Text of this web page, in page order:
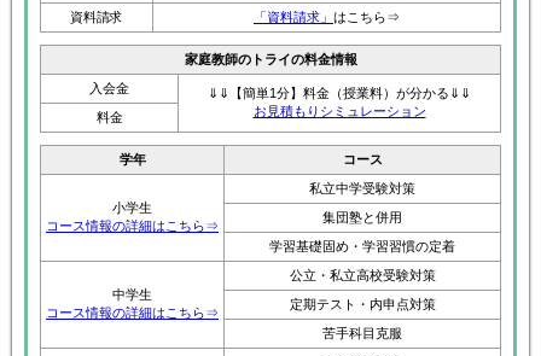
家庭教師のトライの料金情報
⇓⇓【簡単1分】料金（授業料）が分かる⇓⇓
お見積もりシミュレーション
料金
学年 コース
コース情報の詳細はこちら⇒
私立中学受験対策
集団塾と併用
学習基礎固め・学習習慣の定着
コース情報の詳細はこちら⇒
公立・私立高校受験対策
定期テスト・内申点対策
苦手科目克服
大学受験対策